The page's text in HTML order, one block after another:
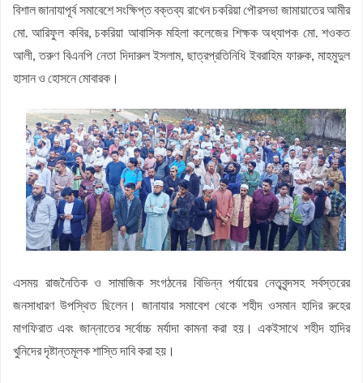
বিশাল জানাযাপূর্ব সমাবেশে সংক্ষিপ্ত বক্তব্য রাখেন চকরিয়া পৌরসভা জামায়াতের আমীর
মো. আরিফুল কবির, চকরিয়া আবাসিক মহিলা কলেজের শিক্ষক অধ্যাপক মো. শওকত
আলী, তরুণ বিএনপি নেতা দিদারুল ইসলাম, ছাত্রপ্রতিনিধি ইবরাহিম ফারুক, মাহমুদুল
হাসান ও হোসনে মোবারক।
এসময় রাজনৈতিক ও সামাজিক সংগঠনের বিভিন্ন পর্যায়ের নেতৃবৃন্দসহ সর্বস্তরের
জনসাধারণ উপস্থিত ছিলেন। জানাযার সমাবেশ থেকে শহীদ ওসমান হাদির রুহের
মাগফিরাত এবং জান্নাতের সর্বোচ্চ মর্যাদা কামনা করা হয়। একইসাথে শহীদ হাদির
খুনিদের দৃষ্টান্তমূলক শাস্তি দাবি করা হয়।